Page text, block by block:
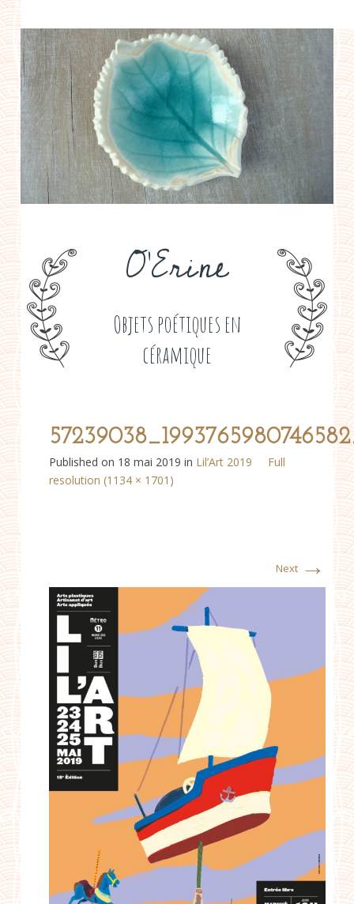
O'Erine
Objets poétiques en
céramique
a propos
boutiques de créateurs
contact
politique de confidentialité
Published on 18 mai 2019 in Lil’Art 2019
Full
resolution (1134 × 1701)
Next →